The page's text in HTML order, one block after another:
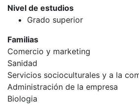
Nivel de estudios
Grado superior
Familias
Comercio y marketing
Sanidad
Servicios socioculturales y a la
Administración de la empresa
Biologia